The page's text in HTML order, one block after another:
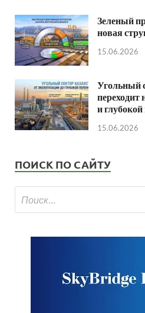
Зеленый
новая
15.06.2026
Угольный
переходит
и
15.06.2026
ПОИСК ПО САЙТУ